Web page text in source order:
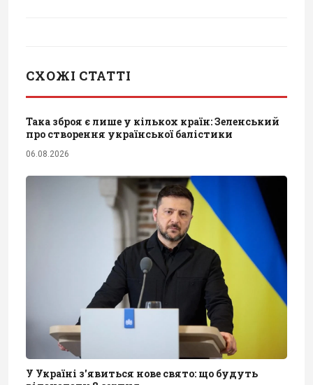
СХОЖІ СТАТТІ
Така зброя є лише у кількох країн: Зеленський
про створення української балістики
06.08.2026
У Україні з'явиться нове свято: що будуть